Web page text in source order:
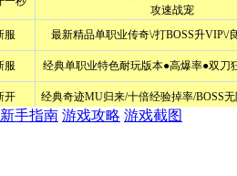
新手指南 游戏攻略 游戏截图